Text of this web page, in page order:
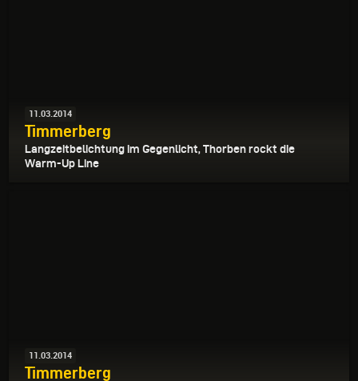
11.03.2014
Timmerberg
Langzeitbelichtung im Gegenlicht, Thorben rockt die
Warm-Up Line
11.03.2014
Timmerberg